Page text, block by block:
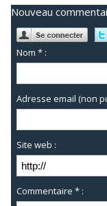
Nouveau
Nom * :
Adresse email (non
Site web :
Commentaire * :